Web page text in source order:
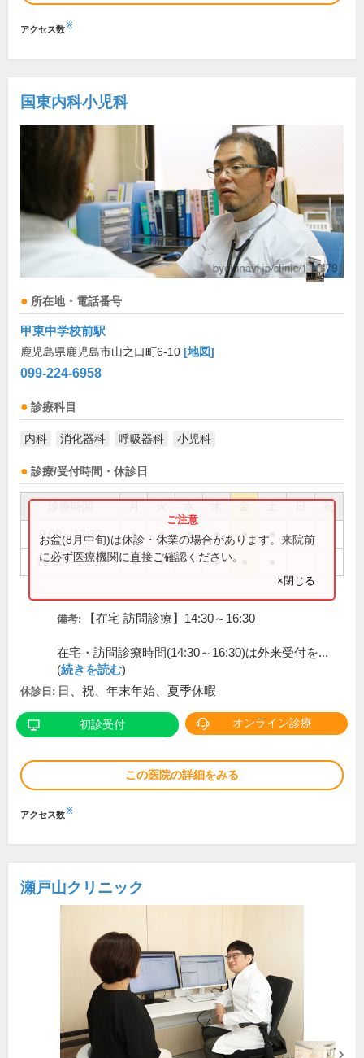
アクセス数※
国東内科小児科
所在地・電話番号
甲東中学校前駅
鹿児島県鹿児島市山之口町6-10 [地図]
099-224-6958
診療科目
内科 消化器科 呼吸器科 小児科
診療/受付時間・休診日
祝
9:00～12:30 ● ● ● ● ●
16:30～18:00 ● ● ●
お盆(8月中旬)は休診・休業の場合があります。来院前
に必ず医療機関に直接ご確認ください。
×閉じる
備考: 【在宅 訪問診療】14:30～16:30
在宅・訪問診療時間(14:30～16:30)は外来受付を...
(続きを読む)
休診日: 日、祝、年末年始、夏季休暇
初診受付 オンライン診療
この医院の詳細をみる
アクセス数※
瀬戸山クリニック